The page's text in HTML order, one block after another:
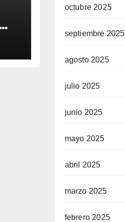
octubre 2025
septiembre 2025
agosto 2025
julio 2025
junio 2025
mayo 2025
abril 2025
marzo 2025
febrero 2025